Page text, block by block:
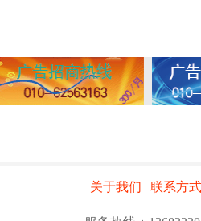
关于我们 | 联系方式